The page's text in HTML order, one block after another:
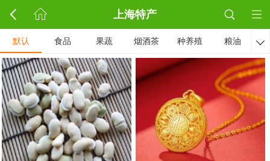
上海特产
默认 食品 果蔬 烟酒茶 种养殖 粮油 